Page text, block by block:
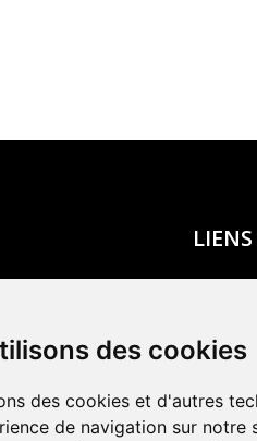
des cookies
des cookies et d'autres
de navigation sur notre